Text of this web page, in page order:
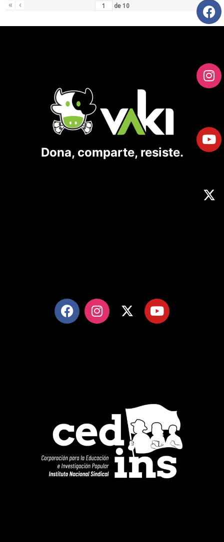
« ‹ de 10 »
Dona, comparte, resiste.